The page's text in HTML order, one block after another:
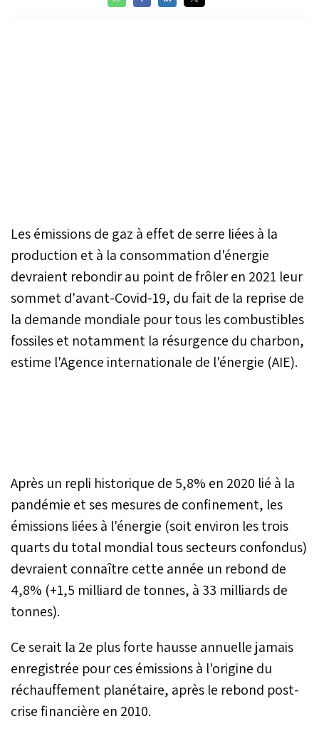
Les émissions de gaz à effet de serre liées à la
production et à la consommation d'énergie
devraient rebondir au point de frôler en 2021 leur
sommet d'avant-Covid-19, du fait de la reprise de
la demande mondiale pour tous les combustibles
fossiles et notamment la résurgence du charbon,
estime l'Agence internationale de l'énergie (AIE).
Après un repli historique de 5,8% en 2020 lié à la
pandémie et ses mesures de confinement, les
émissions liées à l'énergie (soit environ les trois
quarts du total mondial tous secteurs confondus)
devraient connaître cette année un rebond de
4,8% (+1,5 milliard de tonnes, à 33 milliards de
tonnes).
Ce serait la 2e plus forte hausse annuelle jamais
enregistrée pour ces émissions à l'origine du
réchauffement planétaire, après le rebond post-
crise financière en 2010.